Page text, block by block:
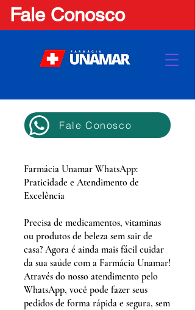
Fale Conosco
Fale Conosco
Farmácia Unamar WhatsApp:
Praticidade e Atendimento de
Excelência
Precisa de medicamentos, vitaminas
ou produtos de beleza sem sair de
casa? Agora é ainda mais fácil cuidar
da sua saúde com a Farmácia Unamar!
Através do nosso atendimento pelo
WhatsApp, você pode fazer seus
pedidos de forma rápida e segura, sem